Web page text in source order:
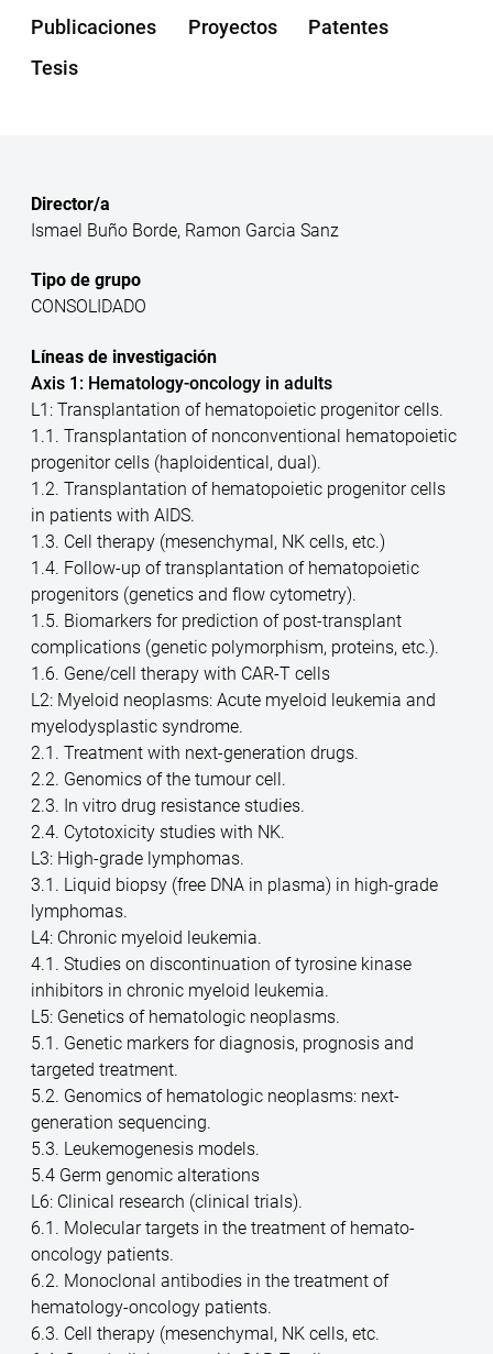
Publicaciones
Proyectos
Patentes
Tesis
Director/a
Ismael Buño Borde, Ramon Garcia Sanz
Tipo de grupo
CONSOLIDADO
Líneas de investigación
Axis 1: Hematology-oncology in adults
L1: Transplantation of hematopoietic progenitor cells.
1.1. Transplantation of nonconventional hematopoietic
progenitor cells (haploidentical, dual).
1.2. Transplantation of hematopoietic progenitor cells
in patients with AIDS.
1.3. Cell therapy (mesenchymal, NK cells, etc.)
1.4. Follow-up of transplantation of hematopoietic
progenitors (genetics and flow cytometry).
1.5. Biomarkers for prediction of post-transplant
complications (genetic polymorphism, proteins, etc.).
1.6. Gene/cell therapy with CAR-T cells
L2: Myeloid neoplasms: Acute myeloid leukemia and
myelodysplastic syndrome.
2.1. Treatment with next-generation drugs.
2.2. Genomics of the tumour cell.
2.3. In vitro drug resistance studies.
2.4. Cytotoxicity studies with NK.
L3: High-grade lymphomas.
3.1. Liquid biopsy (free DNA in plasma) in high-grade
lymphomas.
L4: Chronic myeloid leukemia.
4.1. Studies on discontinuation of tyrosine kinase
inhibitors in chronic myeloid leukemia.
L5: Genetics of hematologic neoplasms.
5.1. Genetic markers for diagnosis, prognosis and
targeted treatment.
5.2. Genomics of hematologic neoplasms: next-
generation sequencing.
5.3. Leukemogenesis models.
5.4 Germ genomic alterations
L6: Clinical research (clinical trials).
6.1. Molecular targets in the treatment of hemato-
oncology patients.
6.2. Monoclonal antibodies in the treatment of
hematology-oncology patients.
6.3. Cell therapy (mesenchymal, NK cells, etc.